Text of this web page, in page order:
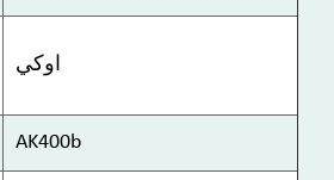
اوكي
AK400b